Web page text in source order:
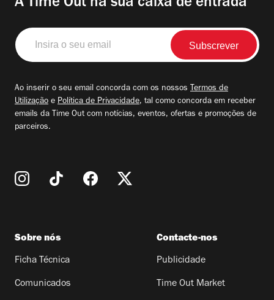
A Time Out na sua caixa de entrada
Insira
o
seu
Ao inserir o seu email concorda com os nossos Termos de
Utilização e Política de Privacidade, tal como concorda em receber
emails da Time Out com notícias, eventos, ofertas e promoções de
parceiros.
Sobre nós
Ficha Técnica
Comunicados
Contacte-nos
Publicidade
Time Out Market